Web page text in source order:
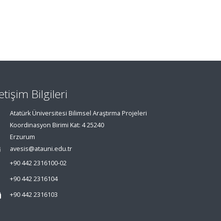
Bilgileri
Atatürk Üniversitesi Bilimsel Araştırma Projeleri
Koordinasyon Birimi Kat: 4 25240
Erzurum
avesis@atauni.edu.tr
+90 442 2316100-02
+90 442 2316104
+90 442 2316103